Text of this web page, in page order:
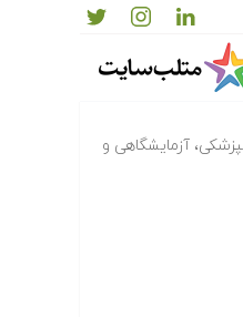
آزمایشگاهی و